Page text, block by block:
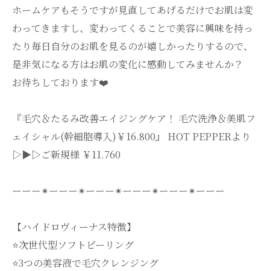
ホームケアもそうですが見直してあげるだけでお肌は変
わってきますし、変わってくることで美容に興味を持っ
たり毎日自分のお肌を見るのが嬉しかったりするので、
是非気になる方はお肌の変化に感動してみませんか？
お待ちしております❤️
『毛穴＆たるみ改善エイジングケア！ 毛穴洗浄＆美肌フ
ェイシャル(幹細胞導入)￥16.800』 HOT PEPPERより
▷▶▷ご新規様 ￥11.760
ーーー✴︎ーーー✴︎ーーー✴︎ーーー✴︎ーーー✴︎ーーー
【ハイドロヴィーナス特徴】
⭐️次世代型ソフトピーリング
⭐️3つの美容液で毛穴クレンジング